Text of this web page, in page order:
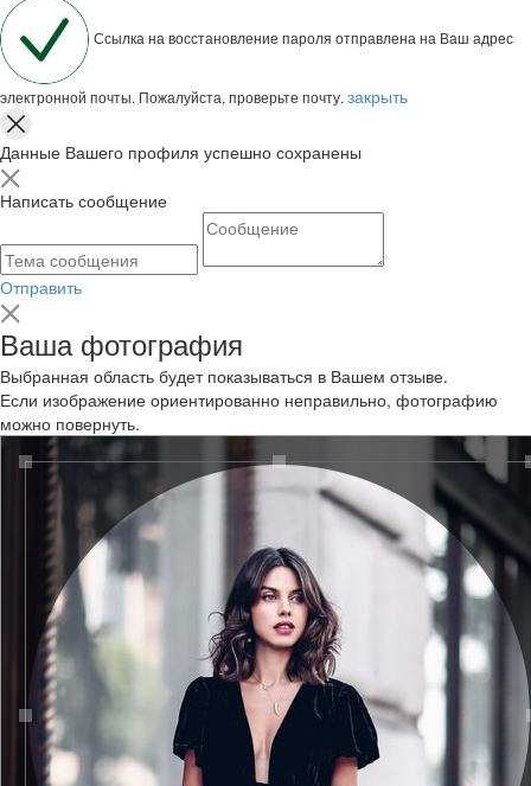
Ссылка на восстановление пароля отправлена на Ваш адрес
электронной почты. Пожалуйста, проверьте почту. закрыть
Данные Вашего профиля успешно сохранены
Написать сообщение
Отправить
Ваша фотография
Выбранная область будет показываться в Вашем отзыве.
Если изображение ориентированно неправильно, фотографию
можно повернуть.